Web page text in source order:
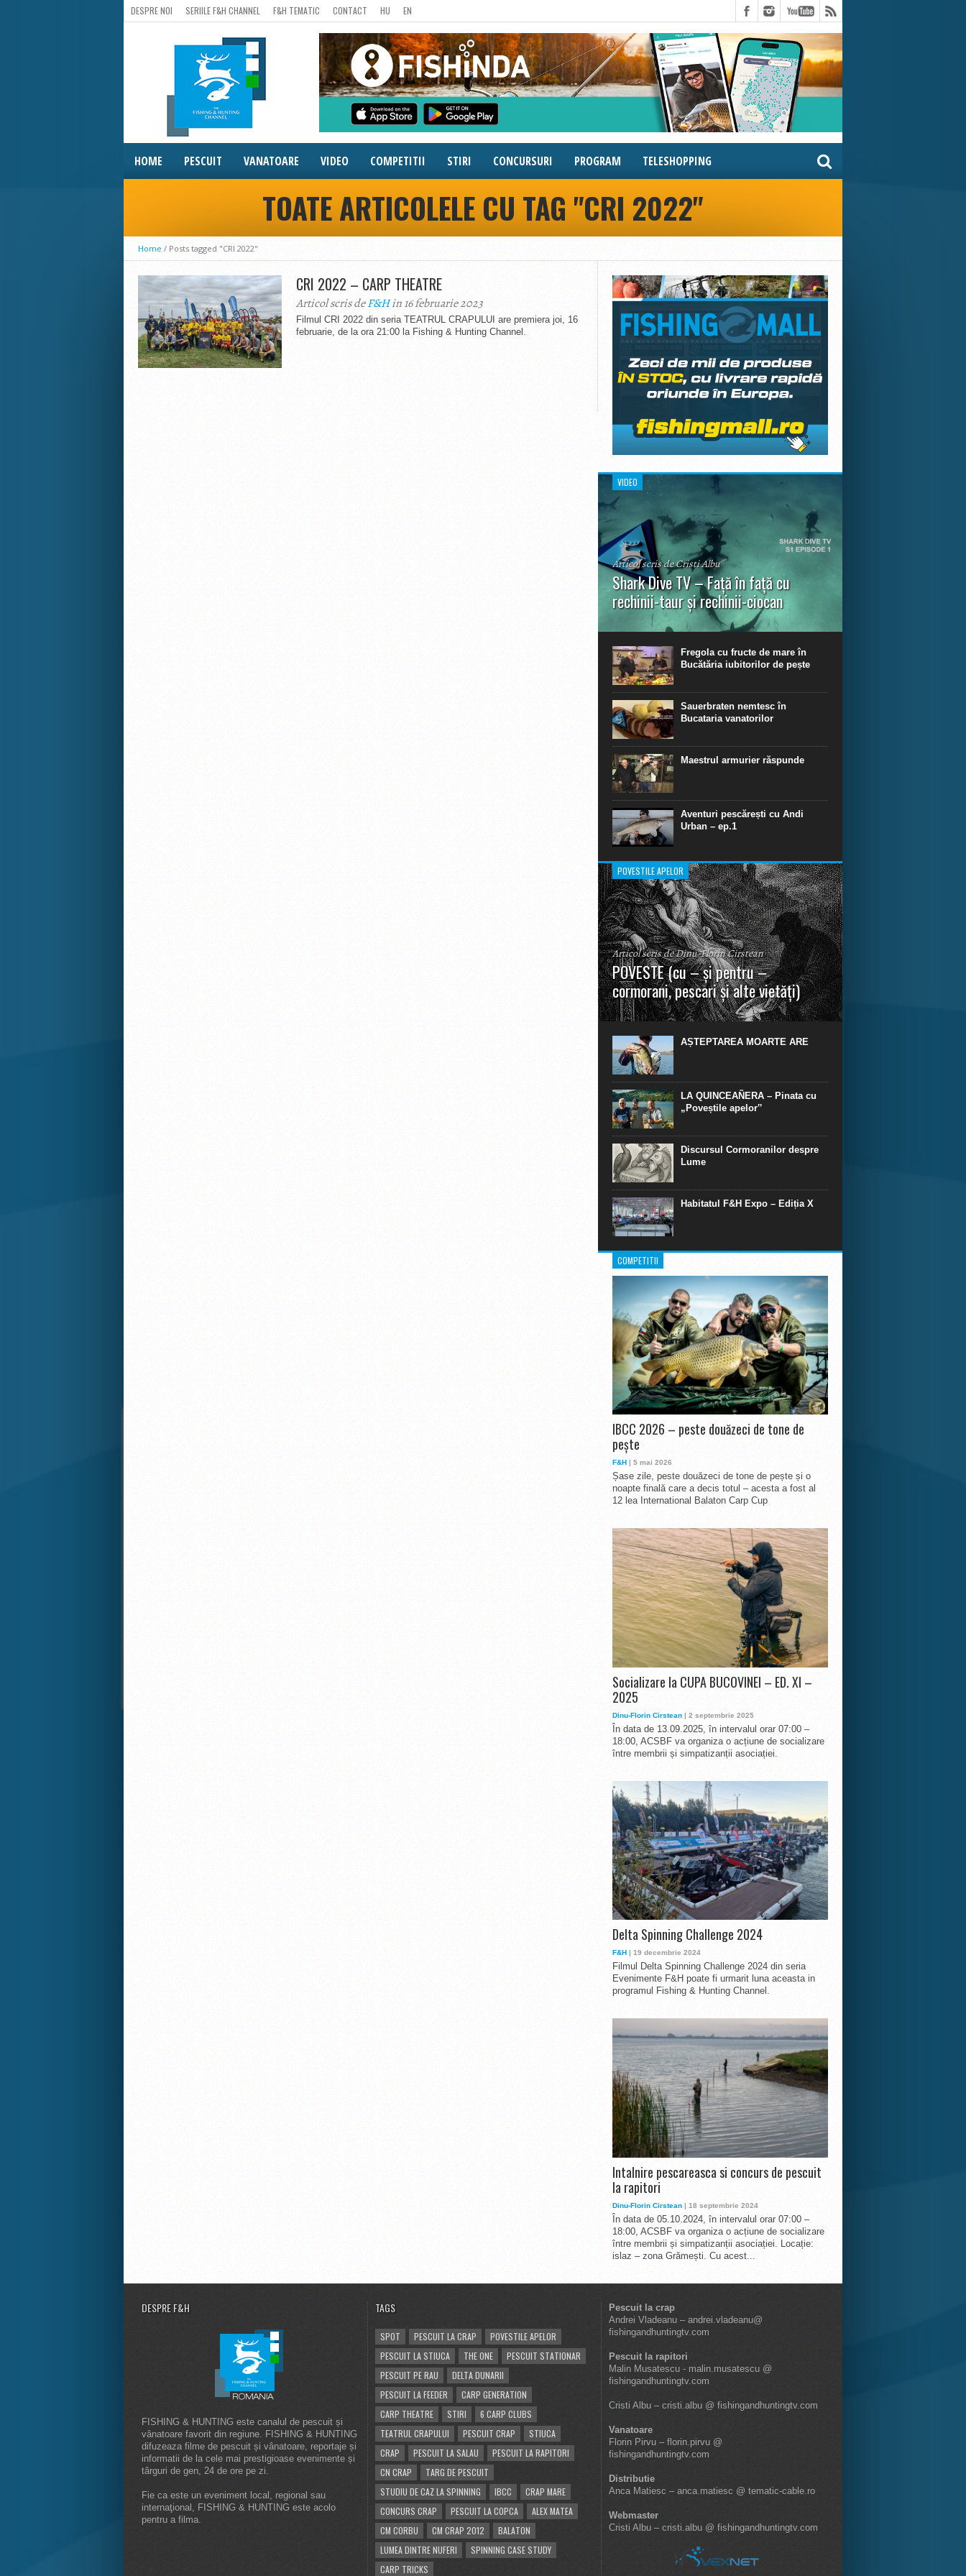
DESPRE NOI SERIILE F&H CHANNEL F&H TEMATIC CONTACT HU EN
HOME PESCUIT VANATOARE VIDEO COMPETITII STIRI CONCURSURI PROGRAM TELESHOPPING
TOATE ARTICOLELE CU TAG "CRI 2022"
Home / Posts tagged "CRI 2022"
CRI 2022 – CARP THEATRE
Articol scris deF&Hin 16 februarie 2023
Filmul CRI 2022 din seria TEATRUL CRAPULUI are premiera joi, 16
februarie, de la ora 21:00 la Fishing & Hunting Channel.
VIDEO
Articol scris de Cristi Albu
Shark Dive TV – Față în față cu
rechinii-taur și rechinii-ciocan
În primul episod din Shark Dive TV, telespectatorii
extraordinare de scufundare cu rechini.
Fregola cu fructe de mare în
Bucătăria iubitorilor de pește
Sauerbraten nemtesc în
Bucataria vanatorilor
Maestrul armurier răspunde
Aventuri pescărești cu Andi
Urban – ep.1
POVESTILE APELOR
Articol scris de Dinu-Florin Cirstean
POVESTE (cu – și pentru –
cormorani, pescari și alte vietăți)
”La urma urmei, cred că legendele și miturile sunt
în mare parte făcute din „adevăr”.“ R. R. Tolkien.
AȘTEPTAREA MOARTE ARE
LA QUINCEAÑERA – Pinata cu
„Poveștile apelor‟
Discursul Cormoranilor despre
Lume
Habitatul F&H Expo – Ediția X
COMPETITII
IBCC 2026 – peste douăzeci de tone de
pește
F&H | 5 mai 2026
Șase zile, peste douăzeci de tone de pește și o
noapte finală care a decis totul – acesta a fost al
12 lea International Balaton Carp Cup
Socializare la CUPA BUCOVINEI – ED. XI –
2025
Dinu-Florin Cirstean | 2 septembrie 2025
În data de 13.09.2025, în intervalul orar 07:00 –
18:00, ACSBF va organiza o acțiune de socializare
între membrii și simpatizanții asociației.
Delta Spinning Challenge 2024
F&H | 19 decembrie 2024
Filmul Delta Spinning Challenge 2024 din seria
Evenimente F&H poate fi urmarit luna aceasta in
programul Fishing & Hunting Channel.
Intalnire pescareasca si concurs de pescuit
la rapitori
Dinu-Florin Cirstean | 18 septembrie 2024
În data de 05.10.2024, în intervalul orar 07:00 –
18:00, ACSBF va organiza o acțiune de socializare
între membrii și simpatizanții asociației. Locație:
islaz – zona Grămești. Cu acest...
DESPRE F&H
FISHING & HUNTING este canalul de pescuit și
vânatoare favorit din regiune. FISHING & HUNTING
difuzeaza filme de pescuit și vânatoare, reportaje și
informatii de la cele mai prestigioase evenimente și
târguri de gen, 24 de ore pe zi.
Fie ca este un eveniment local, regional sau
internaţional, FISHING & HUNTING este acolo
pentru a filma.
TAGS
SPOT PESCUIT LA CRAP
POVESTILE APELOR
PESCUIT LA STIUCA
THE ONE
PESCUIT STATIONAR
PESCUIT PE RAU
DELTA DUNARII
PESCUIT LA FEEDER
CARP GENERATION
CARP THEATRE
STIRI
6 CARP CLUBS
TEATRUL CRAPULUI
PESCUIT CRAP
STIUCA
CRAP
PESCUIT LA SALAU
PESCUIT LA RAPITORI
CN CRAP
TARG DE PESCUIT
STUDIU DE CAZ LA SPINNING
IBCC
CRAP MARE
CONCURS CRAP
PESCUIT LA COPCA
ALEX MATEA
CM CORBU
CM CRAP 2012
BALATON
LUMEA DINTRE NUFERI
SPINNING CASE STUDY
CARP TRICKS
Pescuit la crap
Andrei Vladeanu – andrei.vladeanu@
fishingandhuntingtv.com
Pescuit la rapitori
Malin Musatescu - malin.musatescu @
fishingandhuntingtv.com
Cristi Albu – cristi.albu @ fishingandhuntingtv.com
Vanatoare
Florin Pirvu – florin.pirvu @
fishingandhuntingtv.com
Distributie
Anca Matiesc – anca.matiesc @ tematic-cable.ro
Webmaster
Cristi Albu – cristi.albu @ fishingandhuntingtv.com